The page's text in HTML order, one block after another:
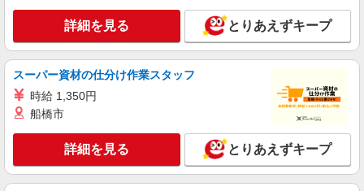
キープ 詳細を見る
派遣社員
株式会社kotrio /●KT-H-1955388
彩都西駅｜未経験でも簡単！障がい者デイで軽
時給1600円〜2250円 ＜日払い有/週払い有/交
通費全支給(ガソリン代含む)＞
箕面市彩都粟生南≪最寄り駅：彩都西≫
詳細を見る とりあえずキープ
スーパー資材の仕分け作業スタッフ
時給 1,350円
船橋市
詳細を見る とりあえずキープ